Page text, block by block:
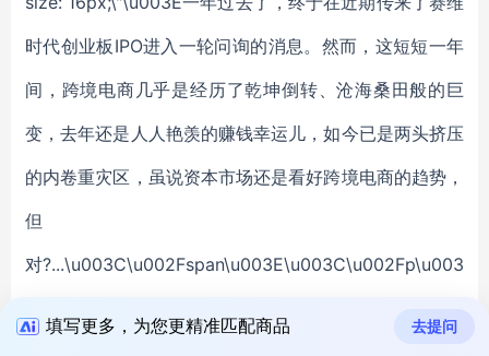
填写更多，为您更精准匹配商品 去提问